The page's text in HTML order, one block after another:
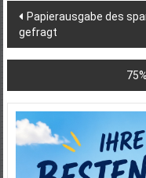
Papierausgabe des
gefragt